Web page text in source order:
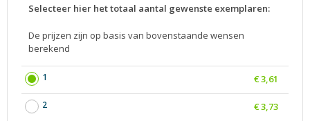
Selecteer hier het totaal aantal gewenste exemplaren:
De prijzen zijn op basis van bovenstaande wensen
berekend
1
2
€ 3,61
€ 3,73